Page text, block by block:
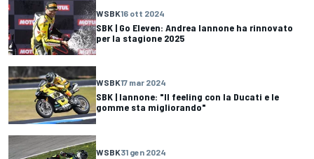
WSBK16 ott 2024
SBK | Go Eleven: Andrea Iannone ha rinnovato
per la stagione 2025
WSBK17 mar 2024
SBK | Iannone: "Il feeling con la Ducati e le
gomme sta migliorando"
WSBK31 gen 2024